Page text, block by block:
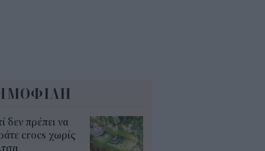
δεν πρέπει να
crocs χωρίς